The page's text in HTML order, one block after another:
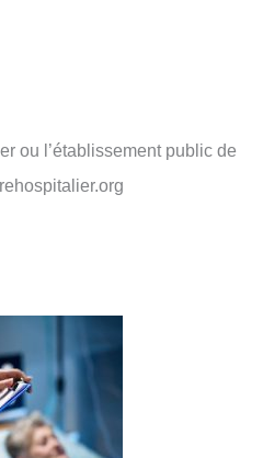
ou l’établissement public de